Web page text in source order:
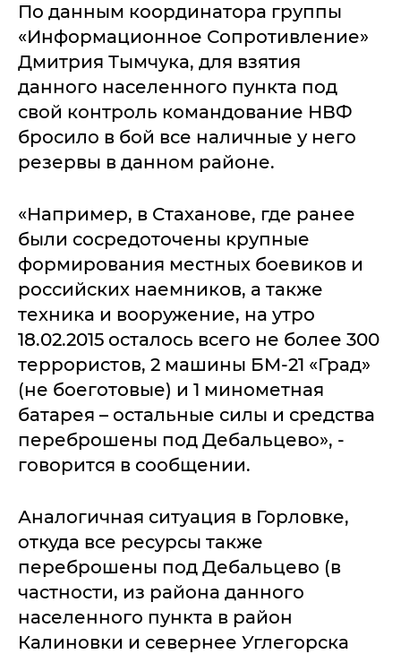
По данным координатора группы
«Информационное Сопротивление»
Дмитрия Тымчука, для взятия
данного населенного пункта под
свой контроль командование НВФ
бросило в бой все наличные у него
резервы в данном районе.
«Например, в Стаханове, где ранее
были сосредоточены крупные
формирования местных боевиков и
российских наемников, а также
техника и вооружение, на утро
18.02.2015 осталось всего не более 300
террористов, 2 машины БМ-21 «Град»
(не боеготовые) и 1 минометная
батарея – остальные силы и средства
переброшены под Дебальцево», -
говорится в сообщении.
Аналогичная ситуация в Горловке,
откуда все ресурсы также
переброшены под Дебальцево (в
частности, из района данного
населенного пункта в район
Калиновки и севернее Углегорска